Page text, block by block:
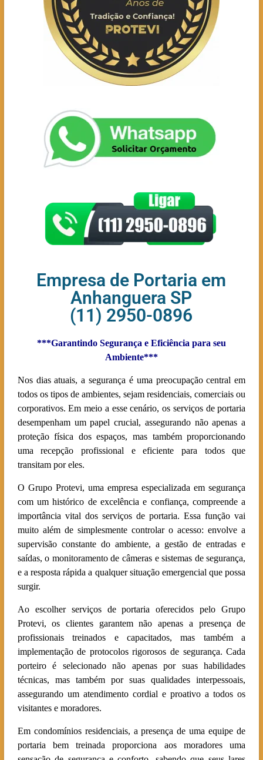
Empresa de Portaria em
Anhanguera SP
(11) 2950-0896
***Garantindo Segurança e Eficiência para seu
Ambiente***
Nos dias atuais, a segurança é uma preocupação central em
todos os tipos de ambientes, sejam residenciais, comerciais ou
corporativos. Em meio a esse cenário, os serviços de portaria
desempenham um papel crucial, assegurando não apenas a
proteção física dos espaços, mas também proporcionando
uma recepção profissional e eficiente para todos que
transitam por eles.
O Grupo Protevi, uma empresa especializada em segurança
com um histórico de excelência e confiança, compreende a
importância vital dos serviços de portaria. Essa função vai
muito além de simplesmente controlar o acesso: envolve a
supervisão constante do ambiente, a gestão de entradas e
saídas, o monitoramento de câmeras e sistemas de segurança,
e a resposta rápida a qualquer situação emergencial que possa
surgir.
Ao escolher serviços de portaria oferecidos pelo Grupo
Protevi, os clientes garantem não apenas a presença de
profissionais treinados e capacitados, mas também a
implementação de protocolos rigorosos de segurança. Cada
porteiro é selecionado não apenas por suas habilidades
técnicas, mas também por suas qualidades interpessoais,
assegurando um atendimento cordial e proativo a todos os
visitantes e moradores.
Em condomínios residenciais, a presença de uma equipe de
portaria bem treinada proporciona aos moradores uma